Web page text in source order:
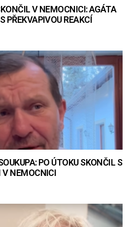
V NEMOCNICI: AGÁTA
PŘEKVAPIVOU REAKCÍ
PO ÚTOKU SKONČIL S
NEMOCNICI